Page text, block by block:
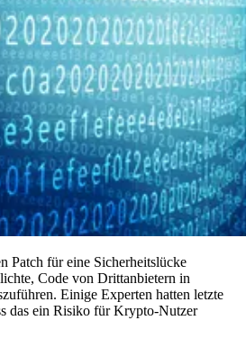
Patch für eine Sicherheitslücke
Code von Drittanbietern in
Einige Experten hatten letzte
das ein Risiko für Krypto-Nutzer